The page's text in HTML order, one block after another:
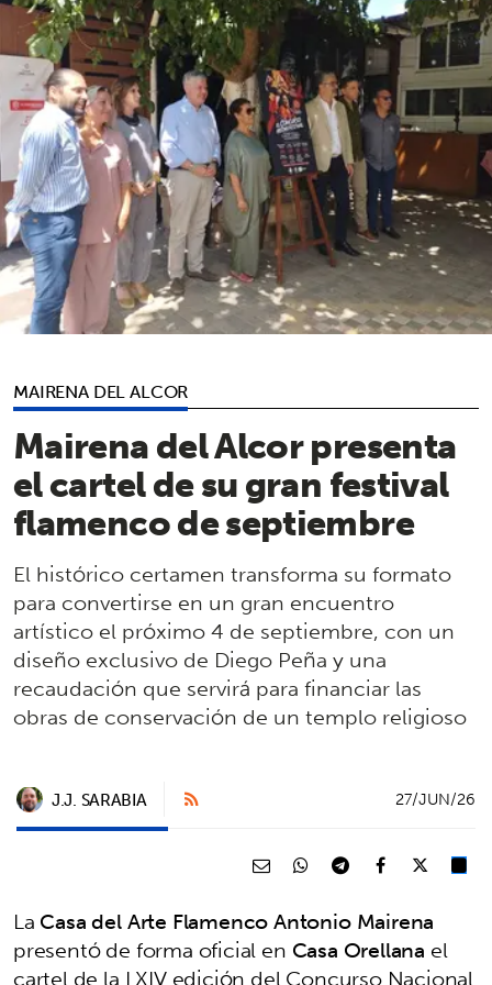
MAIRENA DEL ALCOR
Mairena del Alcor presenta
el cartel de su gran festival
flamenco de septiembre
El histórico certamen transforma su formato
para convertirse en un gran encuentro
artístico el próximo 4 de septiembre, con un
diseño exclusivo de Diego Peña y una
recaudación que servirá para financiar las
obras de conservación de un templo religioso
J.J. SARABIA 27/JUN/26
LaCasa del Arte Flamenco Antonio Mairena
presentó de forma oficial en Casa Orellana el